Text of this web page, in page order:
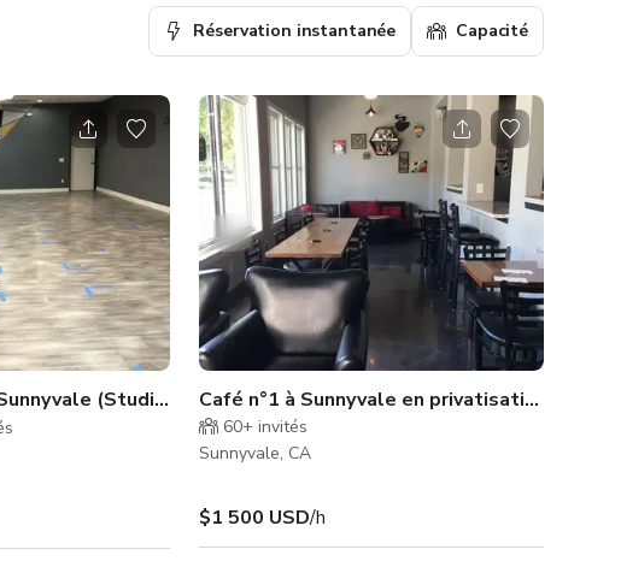
Réservation instantanée Capacité
B) (Studio A) Café n°1 à Sunnyvale en privatisation
60+ invités
Sunnyvale, CA
$1 500 USD/h